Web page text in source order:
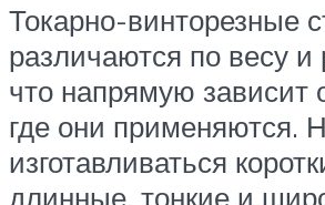
Токарно-винторезные
различаются по весу и
что напрямую зависит
где они применяются.
изготавливаться
длинные, тонкие и